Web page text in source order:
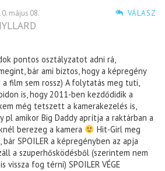
VÁLASZ
május 08.
pontos osztályzatot adni rá,
bár ami biztos, hogy a képregény
a film sem rossz) A folytatás meg tuti,
is, hogy 2011-ben kezdődidik a
még tetszett a kamerakezelés is,
pl amikor Big Daddy aprítja a raktárban a
berezeg a kamera
Hit-Girl meg
SPOILER a képregényben az apja
a szuperhősködésből (szerintem nem
vissza fog térni) SPOILER VÉGE